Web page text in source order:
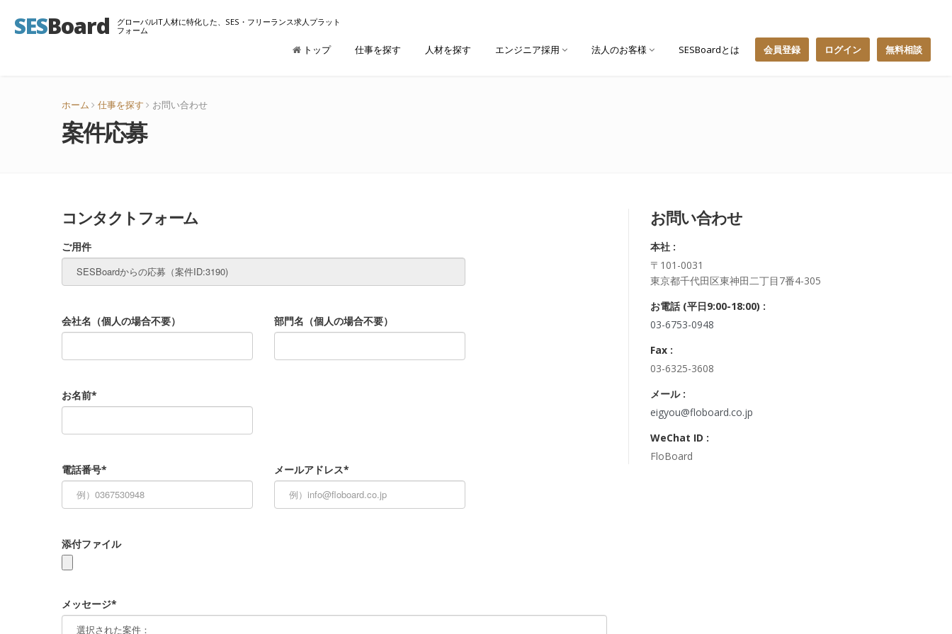
SESBoard
グローバルIT人材に特化した、SES・フリーランス求人プラット
フォーム
トップ 仕事を探す 人材を探す エンジニア採用 法人のお客様 SESBoardとは 会員登録 ログイン 無料相談
ホーム 仕事を探す お問い合わせ
案件応募
コンタクトフォーム
ご用件
会社名（個人の場合不要） 部門名（個人の場合不要）
お名前*
電話番号* メールアドレス*
添付ファイル
メッセージ*
お問い合わせ
本社 :
〒101-0031
東京都千代田区東神田二丁目7番4-305
お電話 (平日9:00-18:00) :
03-6753-0948
Fax :
03-6325-3608
メール :
eigyou@floboard.co.jp
WeChat ID :
FloBoard